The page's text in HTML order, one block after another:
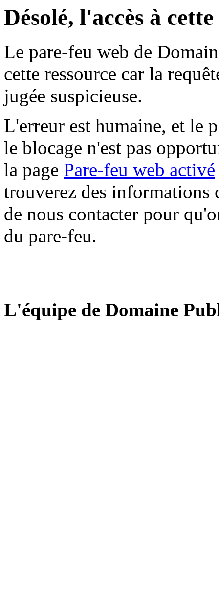
Désolé, l'accès à
Le pare-feu web de
cette ressource car la
jugée suspicieuse.
L'erreur est humaine, et le
le blocage n'est pas
la page Pare-feu web activé
trouverez des informations
de nous contacter pour
du pare-feu.
L'équipe de Domaine